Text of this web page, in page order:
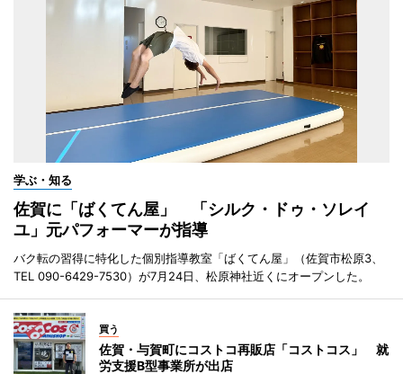
学ぶ・知る
佐賀に「ばくてん屋」 「シルク・ドゥ・ソレイ
ユ」元パフォーマーが指導
バク転の習得に特化した個別指導教室「ばくてん屋」（佐賀市松原3、
TEL 090-6429-7530）が7月24日、松原神社近くにオープンした。
買う
佐賀・与賀町にコストコ再販店「コストコス」 就
労支援B型事業所が出店